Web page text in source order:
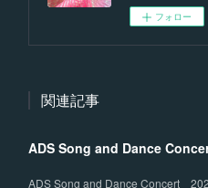
フォロー
関連記事
ADS Song and Dance
ADS Song and Dance Concert